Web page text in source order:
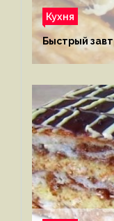
Кухня
Быстрый